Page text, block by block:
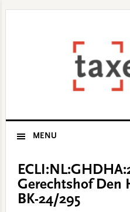
MENU
Gerechtshof Den
BK-24/295